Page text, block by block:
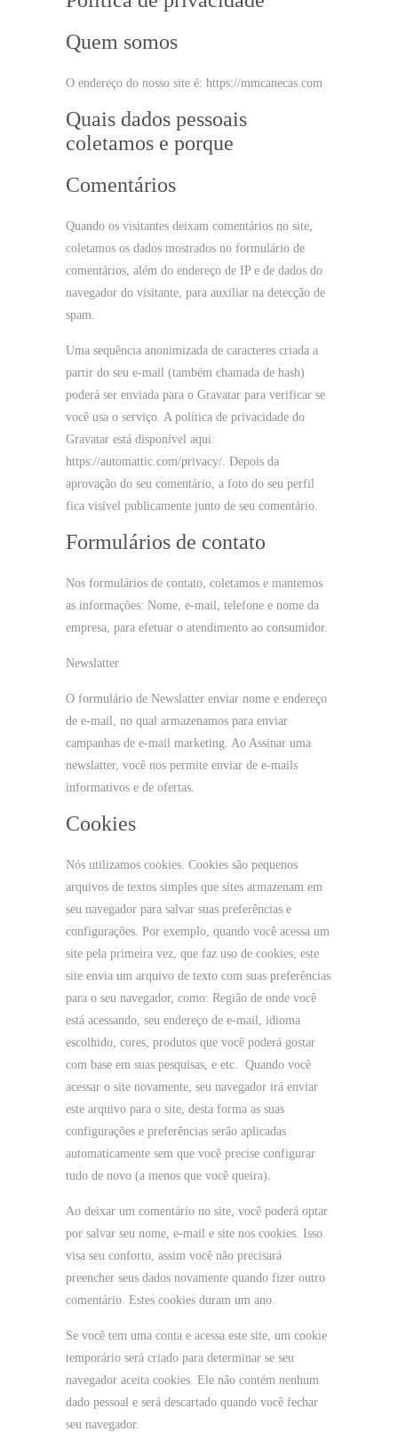
Quem somos
O endereço do nosso site é: https://mmcanecas.com
Quais dados pessoais
coletamos e porque
Comentários
Quando os visitantes deixam comentários no site,
coletamos os dados mostrados no formulário de
comentários, além do endereço de IP e de dados do
navegador do visitante, para auxiliar na detecção de
spam.
Uma sequência anonimizada de caracteres criada a
partir do seu e-mail (também chamada de hash)
poderá ser enviada para o Gravatar para verificar se
você usa o serviço. A política de privacidade do
Gravatar está disponível aqui:
https://automattic.com/privacy/. Depois da
aprovação do seu comentário, a foto do seu perfil
fica visível publicamente junto de seu comentário.
Formulários de contato
Nos formulários de contato, coletamos e mantemos
as informações: Nome, e-mail, telefone e nome da
empresa, para efetuar o atendimento ao consumidor.
Newslatter
O formulário de Newslatter enviar nome e endereço
de e-mail, no qual armazenamos para enviar
campanhas de e-mail marketing. Ao Assinar uma
newslatter, você nos permite enviar de e-mails
informativos e de ofertas.
Cookies
Nós utilizamos cookies. Cookies são pequenos
arquivos de textos simples que sites armazenam em
seu navegador para salvar suas preferências e
configurações. Por exemplo, quando você acessa um
site pela primeira vez, que faz uso de cookies, este
site envia um arquivo de texto com suas preferências
para o seu navegador, como: Região de onde você
está acessando, seu endereço de e-mail, idioma
escolhido, cores, produtos que você poderá gostar
com base em suas pesquisas, e etc. Quando você
acessar o site novamente, seu navegador irá enviar
este arquivo para o site, desta forma as suas
configurações e preferências serão aplicadas
automaticamente sem que você precise configurar
tudo de novo (a menos que você queira).
Ao deixar um comentário no site, você poderá optar
por salvar seu nome, e-mail e site nos cookies. Isso
visa seu conforto, assim você não precisará
preencher seus dados novamente quando fizer outro
comentário. Estes cookies duram um ano.
Se você tem uma conta e acessa este site, um cookie
temporário será criado para determinar se seu
navegador aceita cookies. Ele não contém nenhum
dado pessoal e será descartado quando você fechar
seu navegador.